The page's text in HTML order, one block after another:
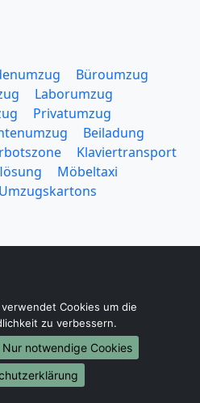
Büroumzug
Laborumzug
Privatumzug
Beiladung
Klaviertransport
Möbeltaxi
Umzugskartons
nach Belarus
nach Belgien
nach Bulgarien
Dänemark
Cookies um die
zu verbessern.
Nur notwendige Cookies